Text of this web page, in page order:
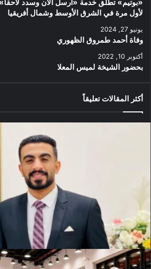
«بوتيم» تطلق خدمة «أرسل الأن وسدد لاحقا»
لأول مرة في الشرق الأوسط وشمال أفريقيا
يونيو 27, 2024
وفاة أحمد طمروق الظهوري
أكتوبر 10, 2022
بحضور الشيخة لميس المعلا
أكثر المقالات تعليقاً